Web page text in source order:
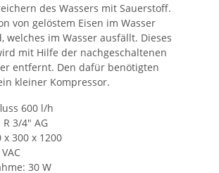
des Wassers mit Sauerstoff.
von gelöstem Eisen im Wasser
welches im Wasser ausfällt. Dieses
mit Hilfe der nachgeschaltenen
entfernt. Den dafür benötigten
kleiner Kompressor.
600 l/h
3/4" AG
x 300 x 1200
30 W